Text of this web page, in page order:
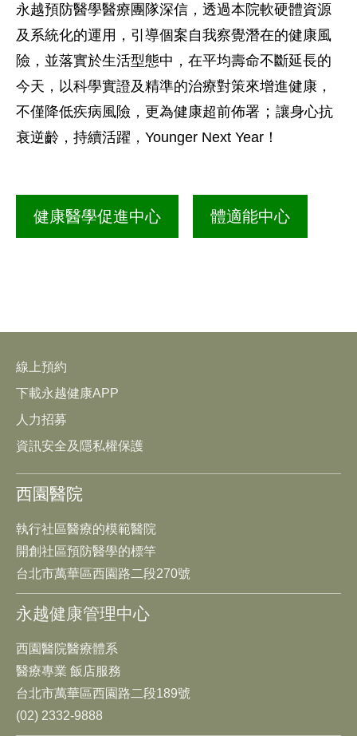
永越預防醫學醫療團隊深信，透過本院軟硬體資源
及系統化的運用，引導個案自我察覺潛在的健康風
險，並落實於生活型態中，在平均壽命不斷延長的
今天，以科學實證及精準的治療對策來增進健康，
不僅降低疾病風險，更為健康超前佈署 ； 讓身心抗
衰逆齡，持續活躍，Younger Next Year！
健康醫學促進中心 體適能中心
線上預約
下載永越健康APP
人力招募
資訊安全及隱私權保護
西園醫院
執行社區醫療的模範醫院
開創社區預防醫學的標竿
台北市萬華區西園路二段270號
永越健康管理中心
西園醫院醫療體系
醫療專業 飯店服務
台北市萬華區西園路二段189號
(02) 2332-9888